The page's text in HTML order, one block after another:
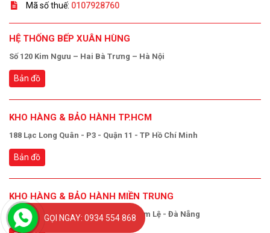
Mã số thuế: 0107928760
HỆ THỐNG BẾP XUÂN HÙNG
Số 120 Kim Ngưu – Hai Bà Trưng – Hà Nội
Bản đồ
KHO HÀNG & BẢO HÀNH TP.HCM
188 Lạc Long Quân - P3 - Quận 11 - TP Hồ Chí Minh
Bản đồ
KHO HÀNG & BẢO HÀNH MIỀN TRUNG
Số 20 Lê Đại Hành - Khuê Trung - Cẩm Lệ - Đà Nẵng
GỌI NGAY: 0934 554 868